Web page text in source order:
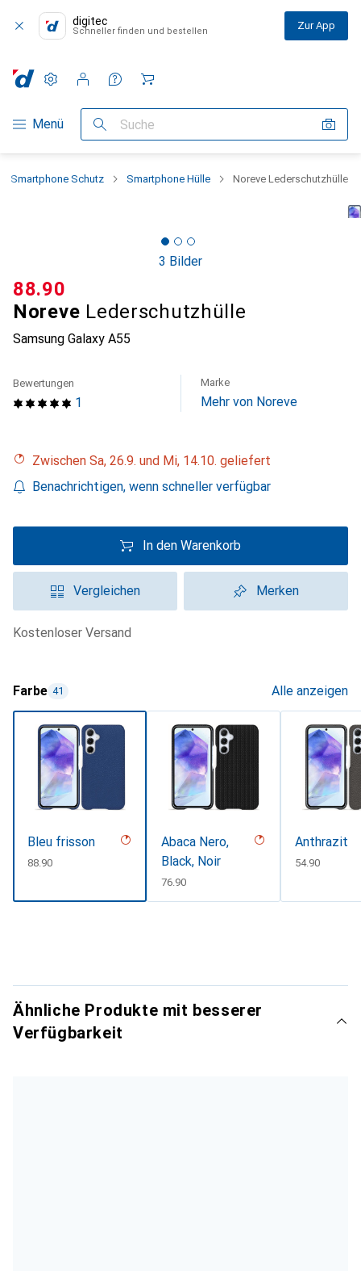
digitec
Schneller finden und bestellen Zur App
Navigation nach Kategorien
Menü Suche
Einstellungen
Kundenkonto
Vergleichslisten
Merklisten
Warenkorb
Smartphone Schutz Smartphone Hülle Noreve Lederschutzhülle
3 Bilder
Noreve Lederschutzhülle
Samsung Galaxy A55
CHF
88.90
1
Bewertungen Marke
Mehr von Noreve
Zwischen Sa, 26.9. und Mi, 14.10. geliefert
Benachrichtigen, wenn schneller verfügbar
In den Warenkorb
Vergleichen Merken
kostenloser Versand
Farbe 41 Alle anzeigen
Bleu frisson
CHF
88.90
Abaca Nero,
Black, Noir
CHF
76.90
Anthrazit
CHF
54.90
Ähnliche Produkte mit besserer
Verfügbarkeit